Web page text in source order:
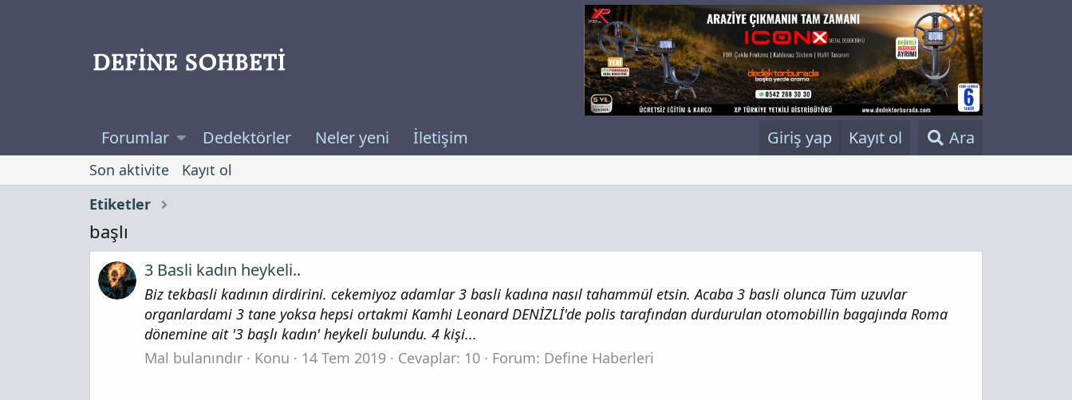
Forumlar Dedektörler Neler yeni İletişim Giriş yap Kayıt ol Ara
Son aktivite
Kayıt ol
Etiketler
başlı
3 Basli kadın heykeli..
Biz tekbasli kadının dirdirini. cekemiyoz adamlar 3 basli kadına nasıl tahammül etsin. Acaba 3 basli olunca Tüm uzuvlar
organlardami 3 tane yoksa hepsi ortakmi Kamhi Leonard DENİZLİ'de polis tarafından durdurulan otomobillin bagajında Roma
dönemine ait '3 başlı kadın' heykeli bulundu. 4 kişi...
Mal bulanındır
Konu 14 Tem 2019 Cevaplar: 10 Forum: Define Haberleri